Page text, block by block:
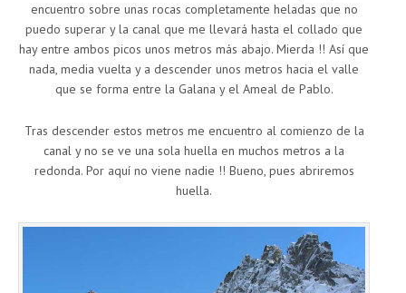
encuentro sobre unas rocas completamente heladas que no
puedo superar y la canal que me llevará hasta el collado que
hay entre ambos picos unos metros más abajo. Mierda !! Así que
nada, media vuelta y a descender unos metros hacia el valle
que se forma entre la Galana y el Ameal de Pablo.
Tras descender estos metros me encuentro al comienzo de la
canal y no se ve una sola huella en muchos metros a la
redonda. Por aquí no viene nadie !! Bueno, pues abriremos
huella.